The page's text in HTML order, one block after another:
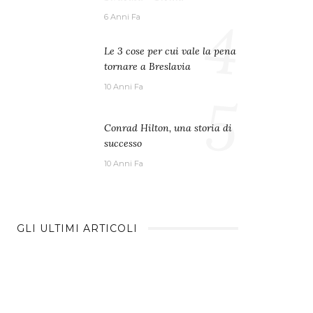
6 Anni Fa
Le 3 cose per cui vale la pena
tornare a Breslavia
10 Anni Fa 4
Conrad Hilton, una storia di
successo
10 Anni Fa 5
GLI ULTIMI ARTICOLI